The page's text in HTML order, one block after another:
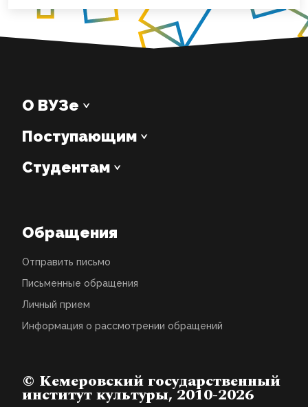
О ВУЗе
Поступающим
Студентам
Обращения
Отправить письмо
Письменные обращения
Личный прием
Информация о рассмотрении обращений
© Кемеровский государственный
институт культуры, 2010-2026